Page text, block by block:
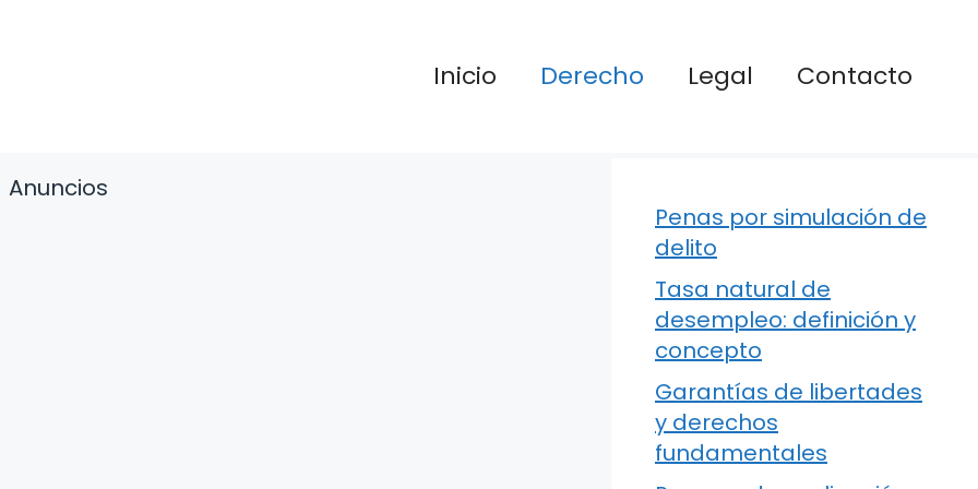
Inicio Derecho Legal Contacto
Anuncios
Penas por simulación de
delito
Tasa natural de
desempleo: definición y
concepto
Garantías de libertades
y derechos
fundamentales